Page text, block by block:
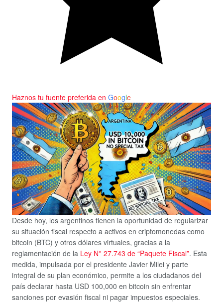
Haznos tu fuente preferida en Google
Desde hoy, los argentinos tienen la oportunidad de regularizar
su situación fiscal respecto a activos en criptomonedas como
bitcoin (BTC) y otros dólares virtuales, gracias a la
reglamentación de la Ley N° 27.743 de “Paquete Fiscal”. Esta
medida, impulsada por el presidente Javier Milei y parte
integral de su plan económico, permite a los ciudadanos del
país declarar hasta USD 100,000 en bitcoin sin enfrentar
sanciones por evasión fiscal ni pagar impuestos especiales.